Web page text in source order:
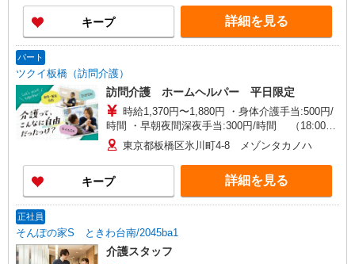
キープ 詳細を見る
パート
ツクイ板橋（訪問介護）
訪問介護 ホームヘルパー 平日限定
時給1,370円〜1,880円 ・身体介護手当:500円/
時間 ・早朝夜間深夜手当:300円/時間 （18:00〜
翌07:59の時間帯） ・ICT手当:2,000円/月 ・ケア
→ケアの移動時間も賃金（時給）を支給 ※給与幅
は資格・経験等による
東京都板橋区氷川町4-8 メゾンタカノハ
キープ 詳細を見る
正社員
そんぽの家S ときわ台南/2045ba1
介護スタッフ